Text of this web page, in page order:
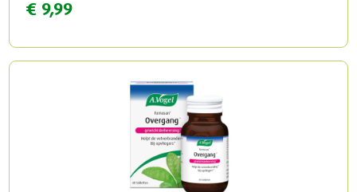
€ 9,99